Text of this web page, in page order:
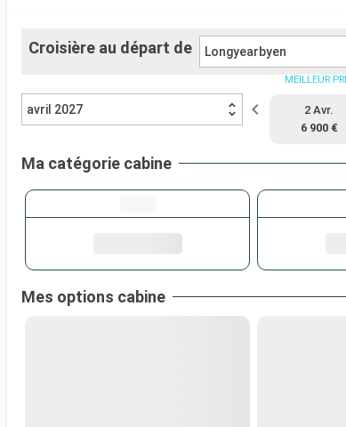
Croisière au départ de Longyearbyen
avril 2027
MEILLEUR
2 Avr.
6 900 €
Ma catégorie cabine
Mes options cabine